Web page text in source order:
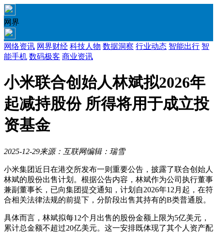
网界
网络资讯 网界财经 科技人物 数据洞察 行业动态 智能出行 智
能手机 数码极客 商业资讯
小米联合创始人林斌拟2026年
起减持股份 所得将用于成立投
资基金
2025-12-29来源：互联网编辑：瑞雪
小米集团近日在港交所发布一则重要公告，披露了联合创始人
林斌的股份出售计划。根据公告内容，林斌作为公司执行董事
兼副董事长，已向集团提交通知，计划自2026年12月起，在符
合相关法律法规的前提下，分阶段出售其持有的B类普通股。
具体而言，林斌拟每12个月出售的股份金额上限为5亿美元，
累计总金额不超过20亿美元。这一安排既体现了其个人资产配